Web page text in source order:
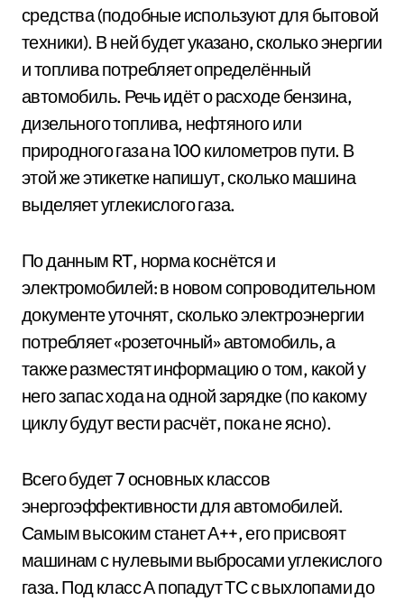
средства (подобные используют для бытовой
техники). В ней будет указано, сколько энергии
и топлива потребляет определённый
автомобиль. Речь идёт о расходе бензина,
дизельного топлива, нефтяного или
природного газа на 100 километров пути. В
этой же этикетке напишут, сколько машина
выделяет углекислого газа.
По данным RT, норма коснётся и
электромобилей: в новом сопроводительном
документе уточнят, сколько электроэнергии
потребляет «розеточный» автомобиль, а
также разместят информацию о том, какой у
него запас хода на одной зарядке (по какому
циклу будут вести расчёт, пока не ясно).
Всего будет 7 основных классов
энергоэффективности для автомобилей.
Самым высоким станет А++, его присвоят
машинам с нулевыми выбросами углекислого
газа. Под класс А попадут ТС с выхлопами до